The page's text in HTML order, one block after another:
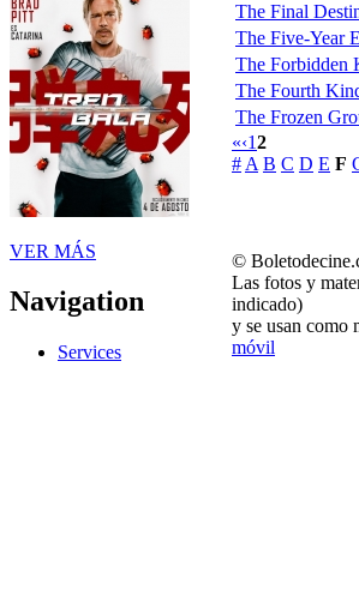
VER MÁS
Navigation
Services
The Final
The Five-Year
The Forbidden
The Fourth
The Frozen
«‹12
#A B C D E F
©
Las fotos y
indicado)
y se usan como
móvil